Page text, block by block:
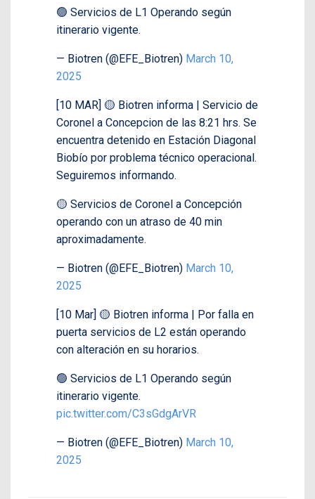
🟢 Servicios de L1 Operando según
itinerario vigente.
— Biotren (@EFE_Biotren) March 10,
2025
[10 MAR] 🟡 Biotren informa | Servicio de
Coronel a Concepcion de las 8:21 hrs. Se
encuentra detenido en Estación Diagonal
Biobío por problema técnico operacional.
Seguiremos informando.
🟡 Servicios de Coronel a Concepción
operando con un atraso de 40 min
aproximadamente.
— Biotren (@EFE_Biotren) March 10,
2025
[10 Mar] 🟡 Biotren informa | Por falla en
puerta servicios de L2 están operando
con alteración en su horarios.
🟢 Servicios de L1 Operando según
itinerario vigente.
pic.twitter.com/C3sGdgArVR
— Biotren (@EFE_Biotren) March 10,
2025